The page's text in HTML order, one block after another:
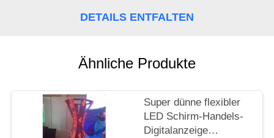
ANGEBOT
POLICY
DETAILS ENTFALTEN
Ähnliche Produkte
Super dünne flexibler
LED Schirm-Handels-
Digitalanzeige